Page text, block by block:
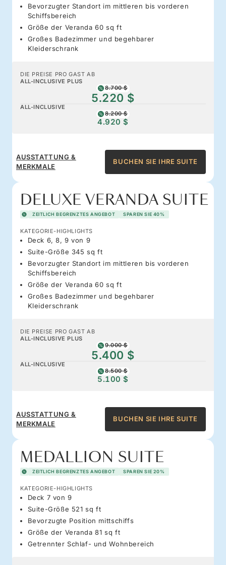
Bevorzugter Standort im mittleren bis vorderen
Schiffsbereich
Größe der Veranda 60 sq ft
Großes Badezimmer und begehbarer
Kleiderschrank
DIE PREISE PRO GAST AB
ALL-INCLUSIVE PLUS
8.700 $
5.220 $
ALL-INCLUSIVE
8.200 $
4.920 $
AUSSTATTUNG &
MERKMALE
BUCHEN SIE IHRE SUITE
DELUXE VERANDA SUITE
ZEITLICH BEGRENZTES ANGEBOT SPAREN SIE 40%
KATEGORIE-HIGHLIGHTS
Deck 6, 8, 9 von 9
Suite-Größe 345 sq ft
Bevorzugter Standort im mittleren bis vorderen
Schiffsbereich
Größe der Veranda 60 sq ft
Großes Badezimmer und begehbarer
Kleiderschrank
DIE PREISE PRO GAST AB
ALL-INCLUSIVE PLUS
9.000 $
5.400 $
ALL-INCLUSIVE
8.500 $
5.100 $
AUSSTATTUNG &
MERKMALE
BUCHEN SIE IHRE SUITE
MEDALLION SUITE
ZEITLICH BEGRENZTES ANGEBOT SPAREN SIE 20%
KATEGORIE-HIGHLIGHTS
Deck 7 von 9
Suite-Größe 521 sq ft
Bevorzugte Position mittschiffs
Größe der Veranda 81 sq ft
Getrennter Schlaf- und Wohnbereich